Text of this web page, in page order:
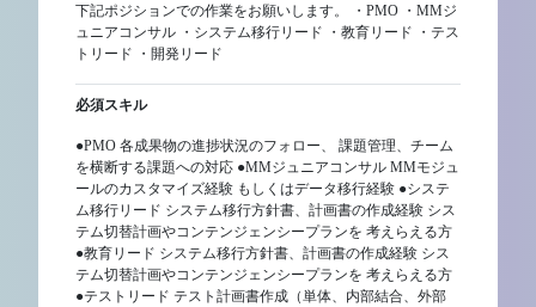
下記ポジションでの作業をお願いします。 ・PMO ・MMジ
ュニアコンサル ・システム移行リード ・教育リード ・テス
トリード ・開発リード
必須スキル
●PMO 各成果物の進捗状況のフォロー、 課題管理、チーム
を横断する課題への対応 ●MMジュニアコンサル MMモジュ
ールのカスタマイズ経験 もしくはデータ移行経験 ●システ
ム移行リード システム移行方針書、計画書の作成経験 シス
テム切替計画やコンテンジェンシープランを 考えらえる方
●教育リード システム移行方針書、計画書の作成経験 シス
テム切替計画やコンテンジェンシープランを 考えらえる方
●テストリード テスト計画書作成（単体、内部結合、外部